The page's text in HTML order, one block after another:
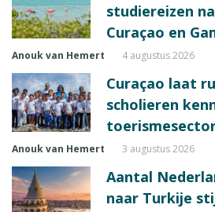
studiereizen
Curaçao en
Anouk van Hemert 4 augustus 2026
Curaçao laat
scholieren
Anouk van Hemert 3 augustus 2026
Aantal
naar Turkije